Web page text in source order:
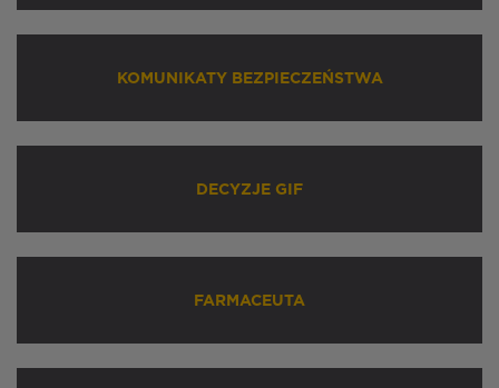
KOMUNIKATY BEZPIECZEŃSTWA
DECYZJE GIF
FARMACEUTA